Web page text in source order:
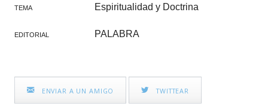
TEMA Espiritualidad y Doctrina
EDITORIAL PALABRA
ENVIAR A UN AMIGO TWITTEAR